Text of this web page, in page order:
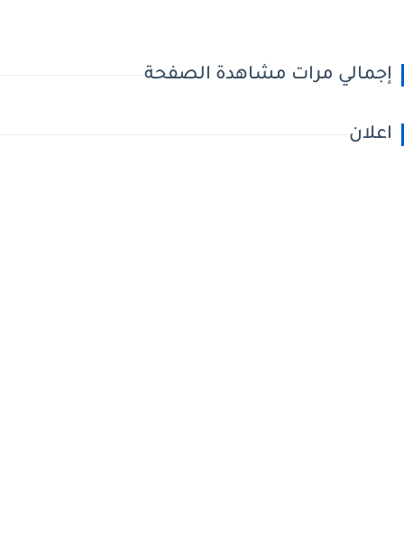
إجمالي مرات مشاهدة الصفحة
اعلان